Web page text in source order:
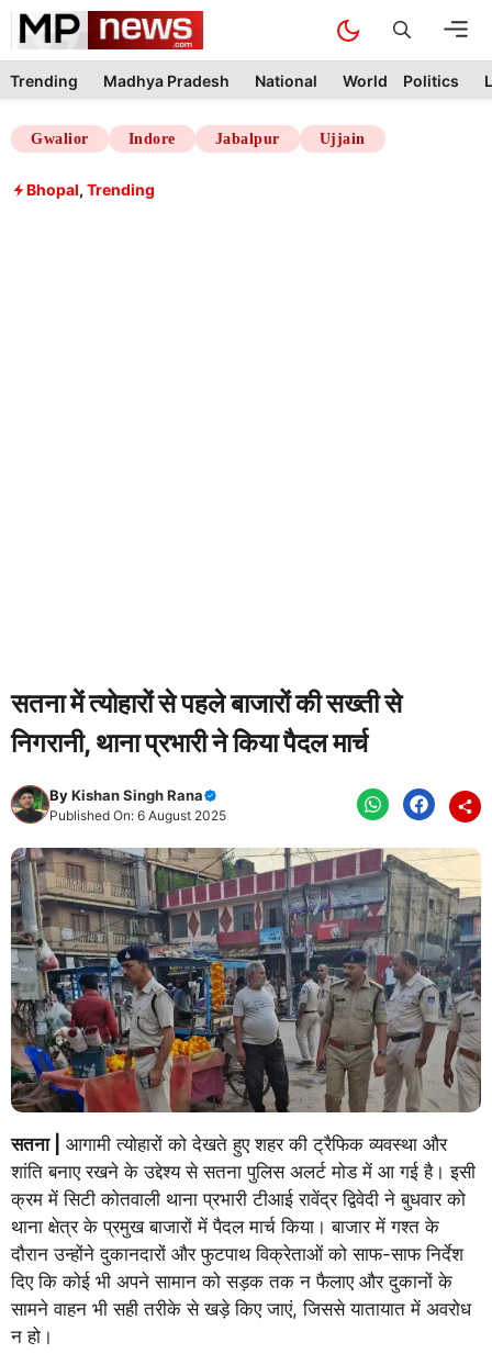
Skip
content
Trending Madhya Pradesh National World Politics
Gwalior Indore Jabalpur Ujjain
Bhopal, Trending
सतना में त्योहारों से पहले बाजारों की सख्ती से
निगरानी, थाना प्रभारी ने किया पैदल मार्च
ByKishan Singh Rana
Published On: 6 August 2025
सतना |
आगामी त्योहारों को देखते हुए शहर की ट्रैफिक व्यवस्था और
शांति बनाए रखने के उद्देश्य से सतना पुलिस अलर्ट मोड में आ गई है। इसी
क्रम में सिटी कोतवाली थाना प्रभारी टीआई रावेंद्र द्विवेदी ने बुधवार को
थाना क्षेत्र के प्रमुख बाजारों में पैदल मार्च किया। बाजार में गश्त के
दौरान उन्होंने दुकानदारों और फुटपाथ विक्रेताओं को साफ-साफ निर्देश
दिए कि कोई भी अपने सामान को सड़क तक न फैलाए और दुकानों के
सामने वाहन भी सही तरीके से खड़े किए जाएं, जिससे यातायात में अवरोध
न हो।